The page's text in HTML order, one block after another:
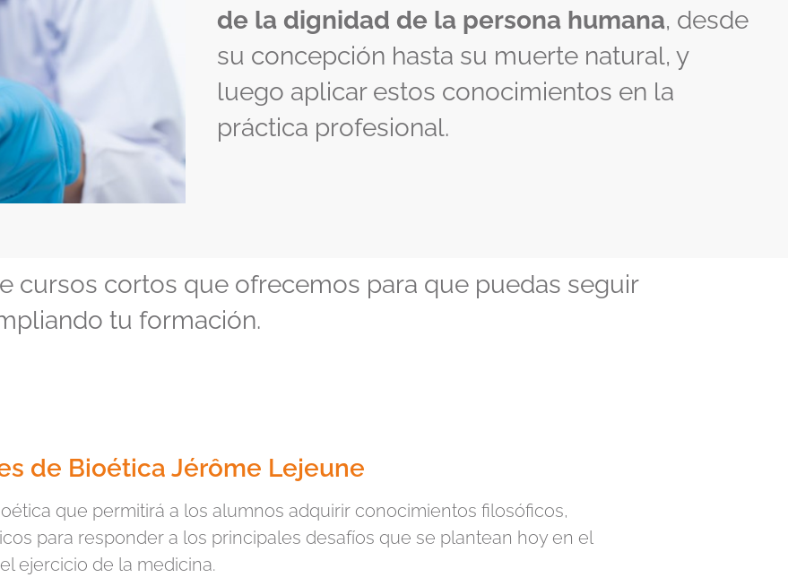
de la dignidad de la persona humana, desde
su concepción hasta su muerte natural, y
luego aplicar estos conocimientos en la
práctica profesional.
cursos cortos que ofrecemos para que puedas seguir
tu formación.
de Bioética Jérôme Lejeune
que permitirá a los alumnos adquirir conocimientos filosóficos,
para responder a los principales desafíos que se plantean hoy en el
ejercicio de la medicina.